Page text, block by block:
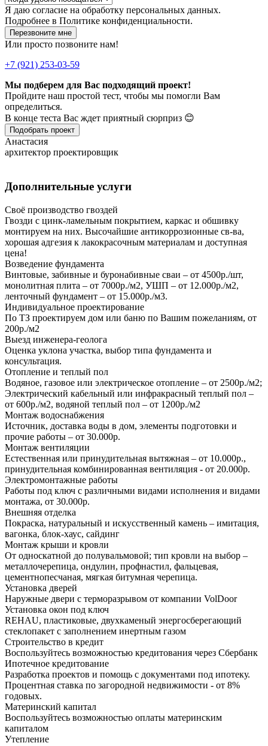
Я даю согласие на обработку персональных данных.
Подробнее в Политике конфиденциальности.
Перезвоните мне
Или просто позвоните нам!
+7 (921) 253-03-59
Мы подберем для Вас подходящий проект!
Пройдите наш простой тест, чтобы мы помогли Вам
определиться.
В конце теста Вас ждет приятный сюрприз 😊
Подобрать проект
Анастасия
архитектор проектировщик
Дополнительные услуги
Своё производство гвоздей
Гвозди с цинк-ламельным покрытием, каркас и обшивку
монтируем на них. Высочайшие антикоррозионные св-ва,
хорошая адгезия к лакокрасочным материалам и доступная
цена!
Возведение фундамента
Винтовые, забивные и буронабивные сваи – от 4500р./шт,
монолитная плита – от 7000р./м2, УШП – от 12.000р./м2,
ленточный фундамент – от 15.000р./м3.
Индивидуальное проектирование
По ТЗ проектируем дом или баню по Вашим пожеланиям, от
200р./м2
Выезд инженера-геолога
Оценка уклона участка, выбор типа фундамента и
консультация.
Отопление и теплый пол
Водяное, газовое или электрическое отопление – от 2500р./м2;
Электрический кабельный или инфракрасный теплый пол –
от 600р./м2, водяной теплый пол – от 1200р./м2
Монтаж водоснабжения
Источник, доставка воды в дом, элементы подготовки и
прочие работы – от 30.000р.
Монтаж вентиляции
Естественная или принудительная вытяжная – от 10.000р.,
принудительная комбинированная вентиляция - от 20.000р.
Электромонтажные работы
Работы под ключ с различными видами исполнения и видами
монтажа, от 30.000р.
Внешняя отделка
Покраска, натуральный и искусственный камень – имитация,
вагонка, блок-хаус, сайдинг
Монтаж крыши и кровли
От односкатной до полувальмовой; тип кровли на выбор –
металлочерепица, ондулин, профнастил, фальцевая,
цементнопесчаная, мягкая битумная черепица.
Установка дверей
Наружные двери с терморазрывом от компании VolDoor
Установка окон под ключ
REHAU, пластиковые, двухкаменый энергосберегающий
стеклопакет с заполнением инертным газом
Строительство в кредит
Воспользуйтесь возможностью кредитования через Сбербанк
Ипотечное кредитование
Разработка проектов и помощь с документами под ипотеку.
Процентная ставка по загородной недвижимости - от 8%
годовых.
Материнский капитал
Воспользуйтесь возможностью оплаты материнским
капиталом
Утепление